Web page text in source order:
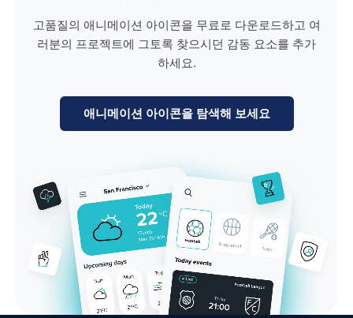
고품질의 애니메이션 아이콘을 무료로 다운로드하고 여
러분의 프로젝트에 그토록 찾으시던 감동 요소를 추가
하세요.
애니메이션 아이콘을 탐색해 보세요